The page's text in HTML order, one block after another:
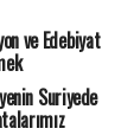
ve Edebiyat
Suriyede